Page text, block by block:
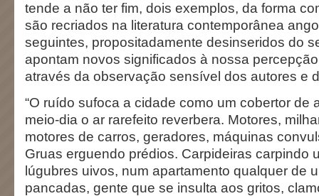
tende a não ter fim, dois exemplos, da forma
são recriados na literatura contemporânea
seguintes, propositadamente desinseridos do
apontam novos significados à nossa
através da observação sensível dos autores e
“O ruído sufoca a cidade como um cobertor de
meio-dia o ar rarefeito reverbera. Motores,
motores de carros, geradores, máquinas
Gruas erguendo prédios. Carpideiras carpindo
lúgubres uivos, num apartamento qualquer de
pancadas, gente que se insulta aos gritos,